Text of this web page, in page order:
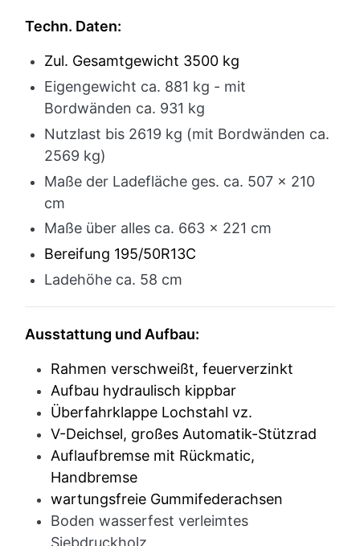
Techn. Daten:
Zul. Gesamtgewicht 3500 kg
Eigengewicht ca. 881 kg - mit
Bordwänden ca. 931 kg
Nutzlast bis 2619 kg (mit Bordwänden ca.
2569 kg)
Maße der Ladefläche ges. ca. 507 x 210
cm
Maße über alles ca. 663 x 221 cm
Bereifung 195/50R13C
Ladehöhe ca. 58 cm
Ausstattung und Aufbau:
Rahmen verschweißt, feuerverzinkt
Aufbau hydraulisch kippbar
Überfahrklappe Lochstahl vz.
V-Deichsel, großes Automatik-Stützrad
Auflaufbremse mit Rückmatic,
Handbremse
wartungsfreie Gummifederachsen
Boden wasserfest verleimtes
Siebdruckholz